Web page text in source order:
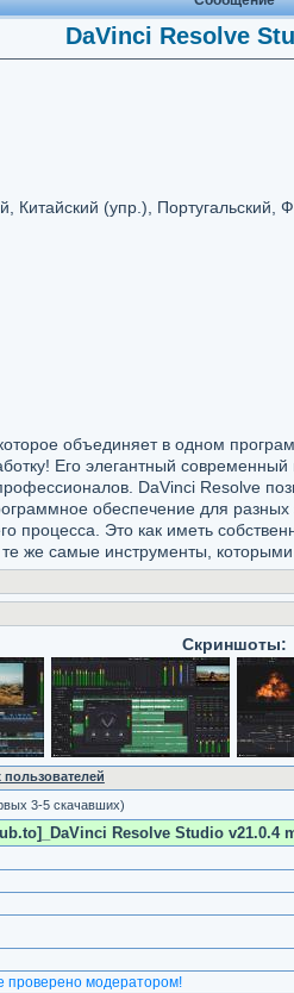
DaVinci Resolve
Китайский (упр.), Португальский,
объединяет в одном
Его элегантный
DaVinci Resolve
обеспечение для
процесса. Это как иметь
же самые инструменты,
Скриншоты:
3-5 скачавших)
Resolve Studio v21.0.4
модератором!